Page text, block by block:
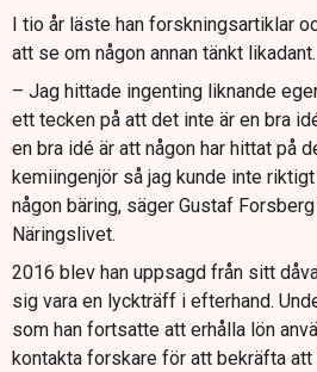
omkring 20 skulle kunna försörja
kvävegödsel och spara cirka 640
koldioxidekvivalenter per år.
Affärsmodellen bygger på att
licenser direkt till
som därmed kan producera
I tio år läste han forskningsartiklar
att se om någon annan tänkt likadant.
– Jag hittade ingenting liknande
ett tecken på att det inte är en bra
en bra idé är att någon har hittat på
kemiingenjör så jag kunde inte
någon bäring, säger Gustaf
Näringslivet.
2016 blev han uppsagd från sitt
sig vara en lyckträff i efterhand.
som han fortsatte att erhålla lön
kontakta forskare för att bekräfta